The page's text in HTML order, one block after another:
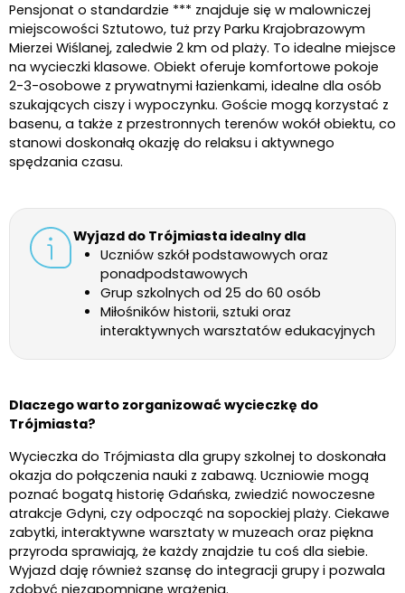
Pensjonat o standardzie *** znajduje się w malowniczej
miejscowości Sztutowo, tuż przy Parku Krajobrazowym
Mierzei Wiślanej, zaledwie 2 km od plaży. To idealne miejsce
na wycieczki klasowe. Obiekt oferuje komfortowe pokoje
2-3-osobowe z prywatnymi łazienkami, idealne dla osób
szukających ciszy i wypoczynku. Goście mogą korzystać z
basenu, a także z przestronnych terenów wokół obiektu, co
stanowi doskonałą okazję do relaksu i aktywnego
spędzania czasu.
Wyjazd do Trójmiasta idealny dla
Uczniów szkół podstawowych oraz
ponadpodstawowych
Grup szkolnych od 25 do 60 osób
Miłośników historii, sztuki oraz
interaktywnych warsztatów edukacyjnych
Dlaczego warto zorganizować wycieczkę do
Trójmiasta?
Wycieczka do Trójmiasta dla grupy szkolnej to doskonała
okazja do połączenia nauki z zabawą. Uczniowie mogą
poznać bogatą historię Gdańska, zwiedzić nowoczesne
atrakcje Gdyni, czy odpocząć na sopockiej plaży. Ciekawe
zabytki, interaktywne warsztaty w muzeach oraz piękna
przyroda sprawiają, że każdy znajdzie tu coś dla siebie.
Wyjazd daję również szansę do integracji grupy i pozwala
zdobyć niezapomniane wrażenia.